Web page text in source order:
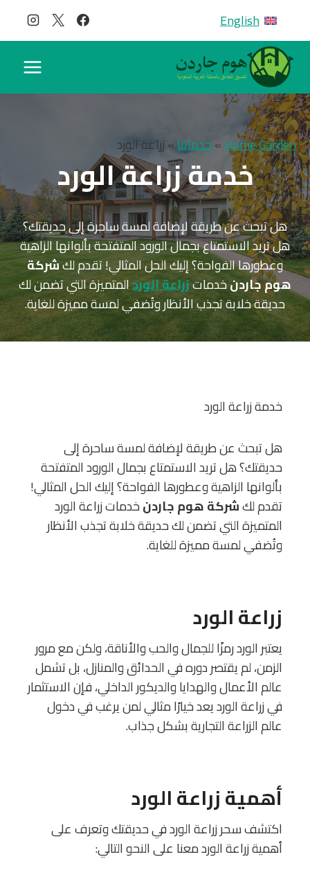
المحتوى
English
Home Garden
»خدماتنا»زراعة الورد
خدمة زراعة الورد
هل تبحث عن طريقة لإضافة لمسة ساحرة إلى حديقتك؟
هل تريد الاستمتاع بجمال الورود المتفتحة بألوانها الزاهية
وعطورها الفواحة؟ إليك الحل المثالي! تقدم لكشركة
هوم جاردنخدماتزراعة الوردالمتميزة التي تضمن لك
حديقة خلابة تجذب الأنظار وتُضفي لمسة مميزة للغاية.
خدمة زراعة الورد
هل تبحث عن طريقة لإضافة لمسة ساحرة إلى
حديقتك؟ هل تريد الاستمتاع بجمال الورود المتفتحة
بألوانها الزاهية وعطورها الفواحة؟ إليك الحل المثالي!
تقدم لكشركة هوم جاردنخدمات زراعة الورد
المتميزة التي تضمن لك حديقة خلابة تجذب الأنظار
وتُضفي لمسة مميزة للغاية.
زراعة الورد
يعتبر الورد رمزًا للجمال والحب والأناقة، ولكن مع مرور
الزمن، لم يقتصر دوره في الحدائق والمنازل، بل تشمل
عالم الأعمال والهدايا والديكور الداخلي، فإن الاستثمار
في زراعة الورد يعد خيارًا مثالي لمن يرغب في دخول
عالم الزراعة التجارية بشكل جذاب.
أهمية زراعة الورد
اكتشف سحر زراعة الورد في حديقتك وتعرف على
أهمية زراعة الورد معنا على النحو التالي: